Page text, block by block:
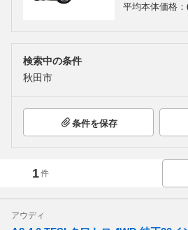
平均本体価格：
検索中の条件
秋田市
条件を保存
1件
アウディ